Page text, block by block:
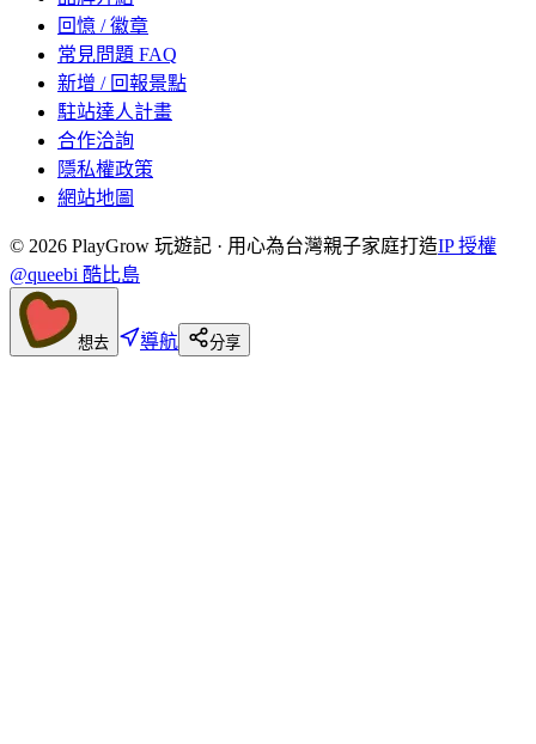
回憶 / 徽章
常見問題 FAQ
新增 / 回報景點
駐站達人計畫
合作洽詢
隱私權政策
網站地圖
© 2026 PlayGrow 玩遊記 · 用心為台灣親子家庭打造IP 授權
@queebi 酷比島
想去 導航 分享